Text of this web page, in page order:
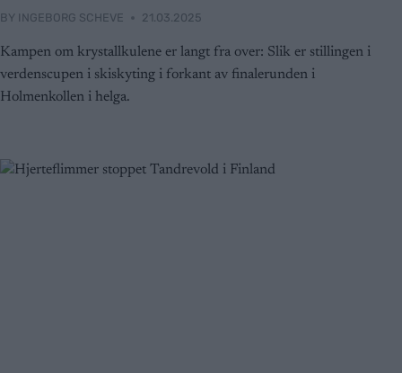
BY INGEBORG SCHEVE 21.03.2025
Kampen om krystallkulene er langt fra over: Slik er stillingen i
verdenscupen i skiskyting i forkant av finalerunden i
Holmenkollen i helga.